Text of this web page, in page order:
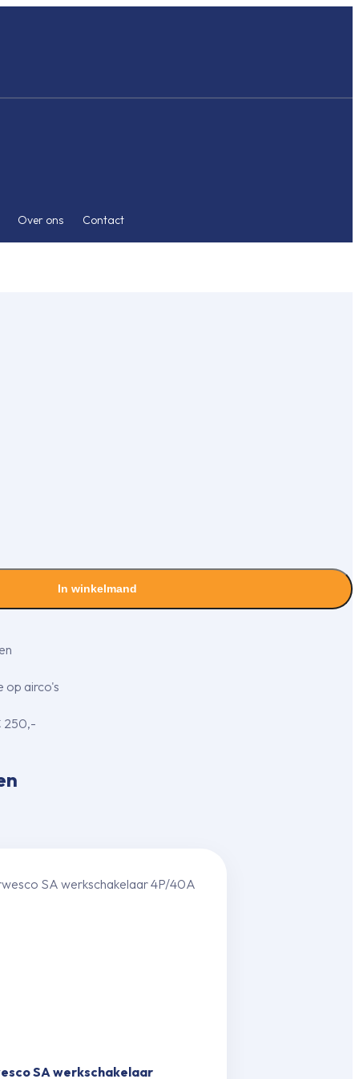
Over ons Contact
In winkelmand
op airco's
250,-
SA werkscha­kelaar